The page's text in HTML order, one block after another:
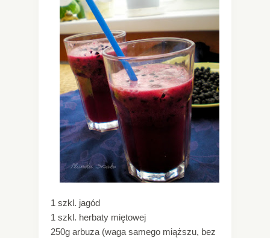
1 szkl. jagód
1 szkl. herbaty miętowej
250g arbuza (waga samego miąższu, bez